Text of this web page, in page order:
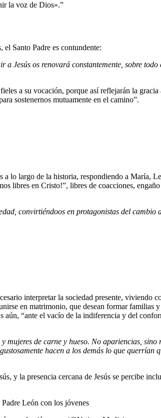
la voz de Dios».”
Santo Padre es contundente:
Jesús os renovará constantemente, sobre
a su vocación, porque así reflejarán la gracia
sostenernos mutuamente en el camino”.
lo largo de la historia, respondiendo a María,
libres en Cristo!”, libres de coacciones,
convirtiéndoos en protagonistas del
interpretar la sociedad presente, viviendo
en matrimonio, que desean formar familias
“ante el vacío de la indiferencia y del
mujeres de carne y hueso. No apariencias,
hacen a los demás lo que querrían
y la presencia cercana de Jesús se percibe